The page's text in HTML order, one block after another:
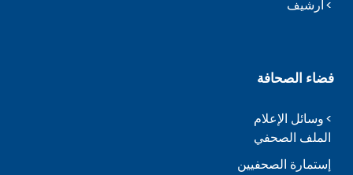
أرشيف
فضاء الصحافة
وسائل الإعلام
الملف الصحفي
إستمارة الصحفيين